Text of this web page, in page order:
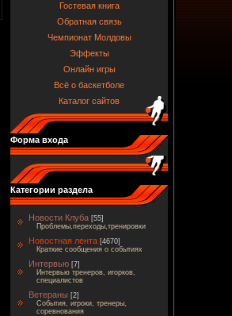
Гостевая книга
Обратная связь
Чемпионат Молдовы
Эффекты
Онлайн игры
Всё о баскетболе
Каталог сайтов
Форма входа
Категории раздела
Новости Клуба [55]
Проблемы,переходы,тренировки
Новостная лента [4670]
Краткие сообщения о событиях
Интервью [7]
Интервью тренеров, игорков,
специалистов
Ветераны [2]
События, игроки, тренеры,
соревнования